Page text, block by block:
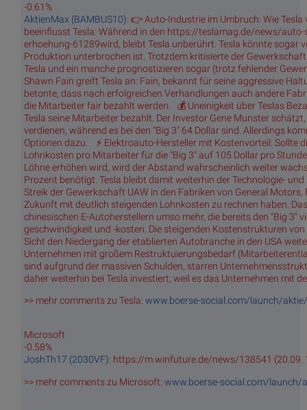
-0.61%
AktienMax (BAMBUS10): 👉 Auto-Industrie im Umbruch: Wie
beeinflusst Tesla: Während in den https://teslamag.de/news/
erhoehung-61289wird, bleibt Tesla unberührt. Tesla könnte sogar
Produktion unterbrochen ist. Trotzdem kritisierte der
Tesla und ein manche prognostizieren sogar (trotz fehlender
Shawn Fain greift Tesla an: Fain, bekannt für seine aggressive
betonte, dass nach erfolgreichen Verhandlungen auch andere
die Mitarbeiter fair bezahlt werden. 💰 Uneinigkeit über Teslas
Tesla seine Mitarbeiter bezahlt. Der Investor Gene Munster
verdienen, während es bei den "Big 3" 64 Dollar sind. Allerdings
Optionen dazu. ⚡ Elektroauto-Hersteller mit Kostenvorteil: Sollte
Lohnkosten pro Mitarbeiter für die "Big 3" auf 105 Dollar pro
Löhne erhöhen wird, wird der Abstand wahrscheinlich weiter
Prozent benötigt. Tesla bleibt damit weiterhin der Technologie-
Streik der Gewerkschaft UAW in den Fabriken von General
Zukunft mit deutlich steigenden Lohnkosten zu rechnen haben.
chinesischen E-Autoherstellern umso mehr, die bereits den "Big 3"
geschwindigkeit und -kosten. Die steigenden Kostenstrukturen
Sicht den Niedergang der etablierten Autobranche in den USA
Unternehmen mit großem Restruktuierungsbedarf
sind aufgrund der massiven Schulden, starren
daher weiterhin bei Tesla investiert, weil es das Unternehmen mit
>> mehr comments zu Tesla: www.boerse-social.com/launch/
Microsoft
-0.58%
JoshTh17 (2030VF): https://m.winfuture.de/news/138541 (20.09.
>> mehr comments zu Microsoft: www.boerse-social.com/launch/